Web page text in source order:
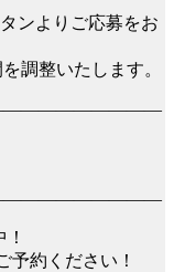
ンよりご応募をお
調整いたします。
予約ください！